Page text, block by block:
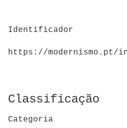
Identificador
https://modernismo.pt/
Classificação
Categoria